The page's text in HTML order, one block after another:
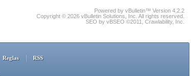
Powered by vBulletin™ Version 4.2.2
Copyright © 2026 vBulletin Solutions, Inc. All rights reserved.
SEO by vBSEO ©2011, Crawlability, Inc.
Reglas RSS